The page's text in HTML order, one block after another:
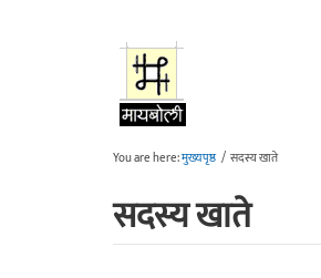
You are here:मुख्यपृष्ठ / सदस्य खाते
सदस्य खाते